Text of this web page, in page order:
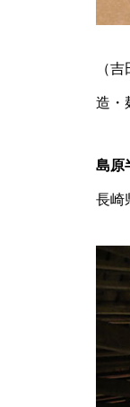
（
造・
島原
長崎